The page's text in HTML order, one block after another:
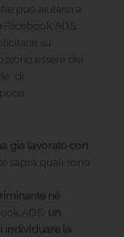
può aiutarci a
Facebook ADS.
su
essere dei
di
già lavorato con
saprà quali sono
né
ADS: un
individuare la